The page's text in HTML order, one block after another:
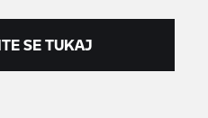
SE TUKAJ